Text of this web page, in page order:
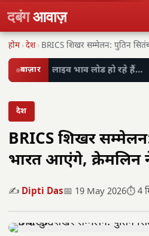
दबंगआवाज़
होम ›देश ›
बाज़ार लाइव भाव लोड हो रहे हैं…
देश
BRICS शिखर
भारत आएंगे, क्रेमलिन ने
✍️ Dipti Das📅 19 May 2026⏱️ 4